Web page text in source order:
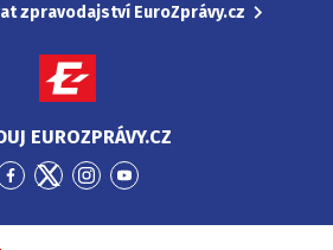
zpravodajství EuroZprávy.cz
EUROZPRÁVY.CZ
Přejít
Facebook
Přejít
Twitter
Přejít
Instagram
Přejít
YouTube